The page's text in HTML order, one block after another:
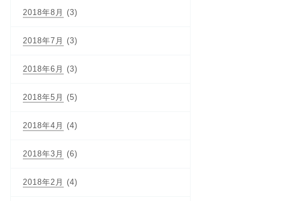
2018年8月 (3)
2018年7月 (3)
2018年6月 (3)
2018年5月 (5)
2018年4月 (4)
2018年3月 (6)
2018年2月 (4)